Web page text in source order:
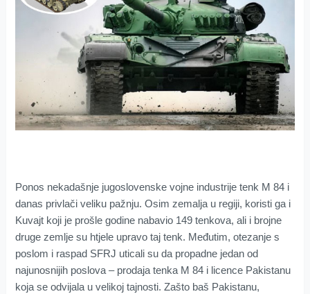
Ponos nekadašnje jugoslovenske vojne industrije tenk M 84 i
danas privlači veliku pažnju. Osim zemalja u regiji, koristi ga i
Kuvajt koji je prošle godine nabavio 149 tenkova, ali i brojne
druge zemlje su htjele upravo taj tenk. Međutim, otezanje s
poslom i raspad SFRJ uticali su da propadne jedan od
najunosnijih poslova – prodaja tenka M 84 i licence Pakistanu
koja se odvijala u velikoj tajnosti. Zašto baš Pakistanu,